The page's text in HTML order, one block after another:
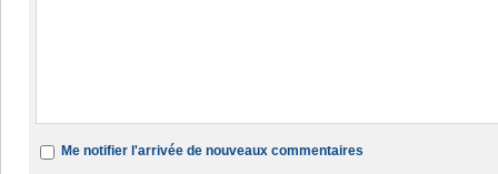
Me notifier l'arrivée de nouveaux commentaires